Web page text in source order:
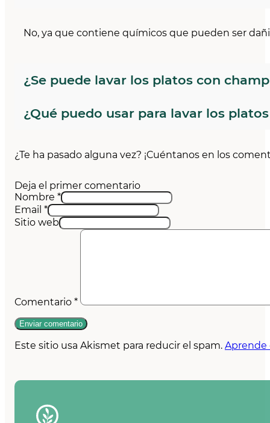
No, ya que contiene químicos que pueden ser
¿Se puede lavar los platos con
Aunque el champú es menos agresivo que el
contacto con alimentos.
¿Qué puedo usar para lavar los
prueba alguna de las alternativas mencionadas
¿Te ha pasado alguna vez? ¡Cuéntanos en los
Deja el primer comentario
Nombre *
Email *
Sitio web
Comentario *
Este sitio usa Akismet para reducir el spam. Aprende